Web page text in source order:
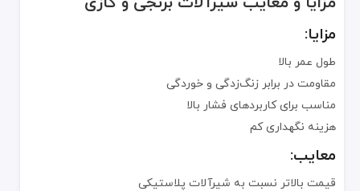
محصولات مکمل
فلنج (Flang)
اتصالات لوله (Pipe Fittings)
شلنگ و رابط‌ها (Hoses & Connectors)
رگولاتور فشار (Pressure Regulators)
نحوه انتخاب شیر برنجی و گازی مناسب
مزایا:
طول عمر بالا
مقاومت در برابر زنگ‌زدگی و خوردگی
مناسب برای کاربردهای فشار بالا
هزینه نگهداری کم
معایب:
قیمت بالاتر نسبت به شیرآلات پلاستیکی